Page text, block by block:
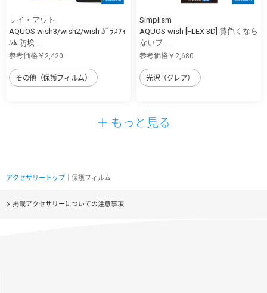
レイ・アウト
AQUOS wish3/wish2/wish ｶﾞﾗｽﾌｨ
ﾙﾑ 防埃 ...
参考価格￥2,420
その他（保護フィルム）
Simplism
AQUOS wish [FLEX 3D] 黄色くなら
ないブ...
参考価格￥2,680
光沢（グレア）
＋ もっと見る
アクセサリートップ ｜保護フィルム
掲載アクセサリーについての注意事項